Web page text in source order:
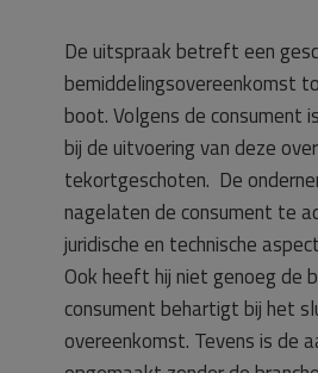
De uitspraak betreft een
bemiddelingsovereenkomst
boot. Volgens de consument
bij de uitvoering van deze
tekortgeschoten. De
nagelaten de consument te
juridische en technische
Ook heeft hij niet genoeg de
consument behartigt bij het
overeenkomst. Tevens is de